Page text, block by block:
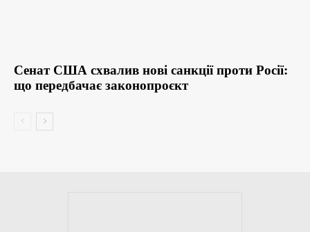
Сенат США схвалив нові санкції проти Росії:
що передбачає законопроєкт